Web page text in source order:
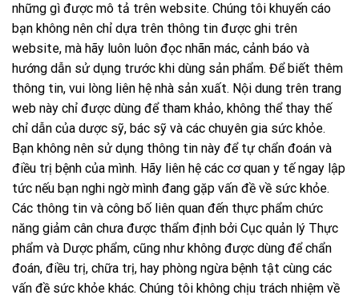
những gì được mô tả trên website. Chúng tôi khuyến cáo
bạn không nên chỉ dựa trên thông tin được ghi trên
website, mà hãy luôn luôn đọc nhãn mác, cảnh báo và
hướng dẫn sử dụng trước khi dùng sản phẩm. Để biết thêm
thông tin, vui lòng liên hệ nhà sản xuất. Nội dung trên trang
web này chỉ được dùng để tham khảo, không thể thay thế
chỉ dẫn của dược sỹ, bác sỹ và các chuyên gia sức khỏe.
Bạn không nên sử dụng thông tin này để tự chẩn đoán và
điều trị bệnh của mình. Hãy liên hệ các cơ quan y tế ngay lập
tức nếu bạn nghi ngờ mình đang gặp vấn đề về sức khỏe.
Các thông tin và công bố liên quan đến thực phẩm chức
năng giảm cân chưa được thẩm định bởi Cục quản lý Thực
phẩm và Dược phẩm, cũng như không được dùng để chẩn
đoán, điều trị, chữa trị, hay phòng ngừa bệnh tật cùng các
vấn đề sức khỏe khác. Chúng tôi không chịu trách nhiệm về